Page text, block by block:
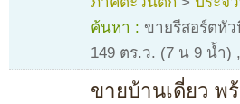
ค้นหา : ขายรีสอร์ตหั
149 ตร.ว. (7 น 9 น้ำ) ,
ขายบ้านเดี่ยว พ